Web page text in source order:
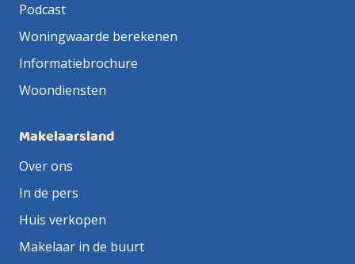
Podcast
Woningwaarde berekenen
Informatiebrochure
Woondiensten
Makelaarsland
Over ons
In de pers
Huis verkopen
Makelaar in de buurt